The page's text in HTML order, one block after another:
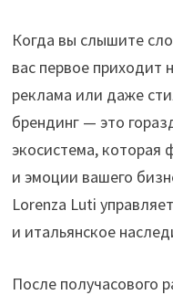
Когда вы слышите
вас первое приходит
реклама или даже
брендинг — это
экосистема, которая
и эмоции вашего
Lorenza Luti
и итальянское
После получасового